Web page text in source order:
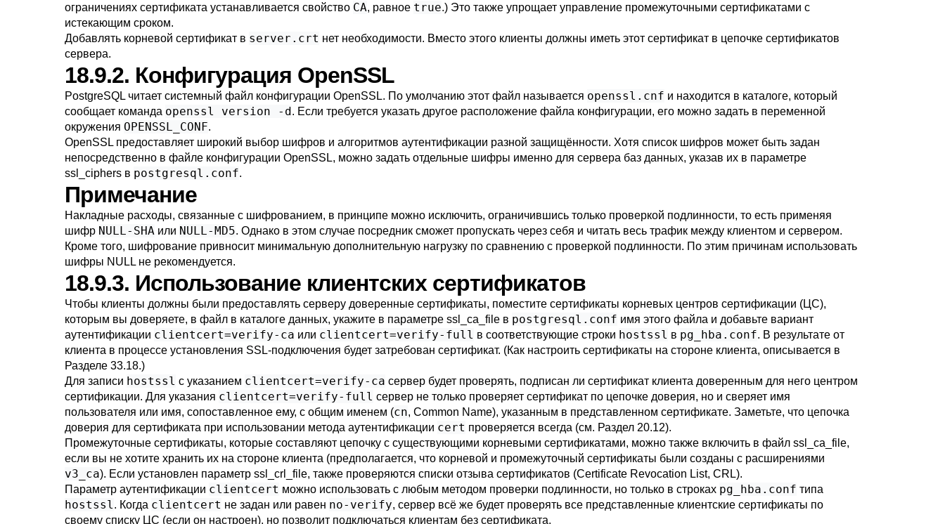
ограничениях сертификата устанавливается свойство CA, равное true.) Это также упрощает управление промежуточными сертификатами с
истекающим сроком.
Добавлять корневой сертификат в server.crt нет необходимости. Вместо этого клиенты должны иметь этот сертификат в цепочке сертификатов
сервера.
18.9.2. Конфигурация OpenSSL
PostgreSQL читает системный файл конфигурации OpenSSL. По умолчанию этот файл называется openssl.cnf и находится в каталоге, который
сообщает команда openssl version -d. Если требуется указать другое расположение файла конфигурации, его можно задать в переменной
окружения OPENSSL_CONF.
OpenSSL предоставляет широкий выбор шифров и алгоритмов аутентификации разной защищённости. Хотя список шифров может быть задан
непосредственно в файле конфигурации OpenSSL, можно задать отдельные шифры именно для сервера баз данных, указав их в параметре
ssl_ciphers в postgresql.conf.
Примечание
Накладные расходы, связанные с шифрованием, в принципе можно исключить, ограничившись только проверкой подлинности, то есть применяя
шифр NULL-SHA или NULL-MD5. Однако в этом случае посредник сможет пропускать через себя и читать весь трафик между клиентом и сервером.
Кроме того, шифрование привносит минимальную дополнительную нагрузку по сравнению с проверкой подлинности. По этим причинам использовать
шифры NULL не рекомендуется.
18.9.3. Использование клиентских сертификатов
Чтобы клиенты должны были предоставлять серверу доверенные сертификаты, поместите сертификаты корневых центров сертификации (ЦС),
которым вы доверяете, в файл в каталоге данных, укажите в параметре ssl_ca_file в postgresql.conf имя этого файла и добавьте вариант
аутентификации clientcert=verify-ca или clientcert=verify-full в соответствующие строки hostssl в pg_hba.conf. В результате от
клиента в процессе установления SSL-подключения будет затребован сертификат. (Как настроить сертификаты на стороне клиента, описывается в
Разделе 33.18.)
Для записи hostssl с указанием clientcert=verify-ca сервер будет проверять, подписан ли сертификат клиента доверенным для него центром
сертификации. Для указания clientcert=verify-full сервер не только проверяет сертификат по цепочке доверия, но и сверяет имя
пользователя или имя, сопоставленное ему, с общим именем (cn, Common Name), указанным в представленном сертификате. Заметьте, что цепочка
доверия для сертификата при использовании метода аутентификации cert проверяется всегда (см. Раздел 20.12).
Промежуточные сертификаты, которые составляют цепочку с существующими корневыми сертификатами, можно также включить в файл ssl_ca_file,
если вы не хотите хранить их на стороне клиента (предполагается, что корневой и промежуточный сертификаты были созданы с расширениями
v3_ca). Если установлен параметр ssl_crl_file, также проверяются списки отзыва сертификатов (Certificate Revocation List, CRL).
Параметр аутентификации clientcert можно использовать с любым методом проверки подлинности, но только в строках pg_hba.conf типа
hostssl. Когда clientcert не задан или равен no-verify, сервер всё же будет проверять все представленные клиентские сертификаты по
своему списку ЦС (если он настроен), но позволит подключаться клиентам без сертификата.